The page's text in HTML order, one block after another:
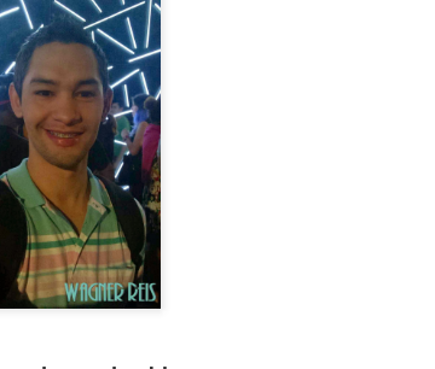
você consiga extrair a resolução
CLIQUE AQUI